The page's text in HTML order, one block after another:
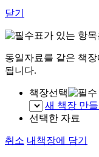
닫기
표가 있는 항
동일자료를 같은 책
됩니다.
책장선택
새 책장 만
선택한 자료
취소 내책장에 담기